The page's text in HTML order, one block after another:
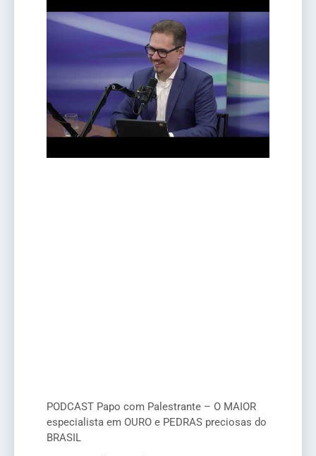
PODCAST Papo com Palestrante – O MAIOR
especialista em OURO e PEDRAS preciosas do
BRASIL